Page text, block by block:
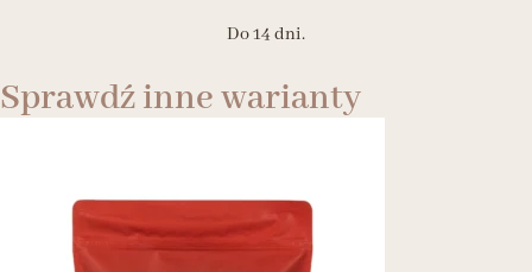
Do 14 dni.
Sprawdź inne warianty